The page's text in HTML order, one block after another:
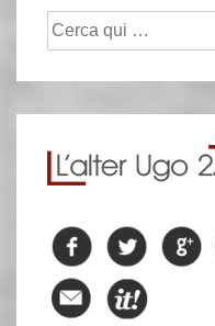
Cerca: